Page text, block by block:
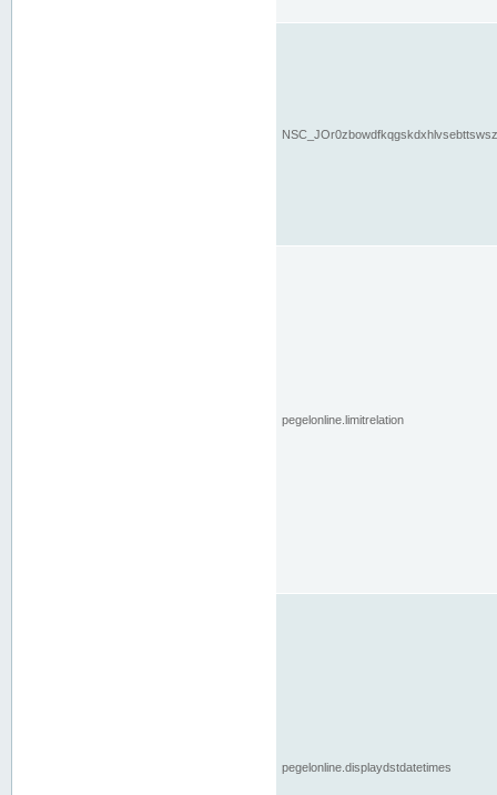
pegelonline.limitrelation
pegelonline.displaydstdatetimes